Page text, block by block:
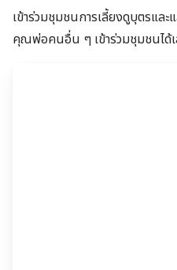
เข้าร่วมชุมชนการเลี้ยงดูบุตรแ
คุณพ่อคนอื่น ๆ เข้าร่วมชุมชนได้